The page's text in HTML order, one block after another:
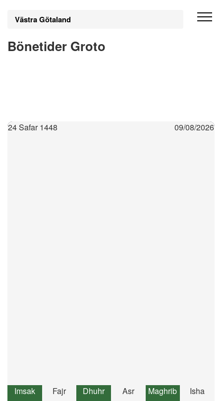
Västra Götaland
Bönetider Groto
24 Safar 1448 09/08/2026
Imsak Fajr Dhuhr Asr Maghrib Isha